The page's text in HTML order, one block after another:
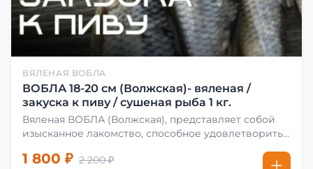
ВЯЛЕНАЯ ВОБЛА
ВОБЛА 18-20 см (Волжская)- вяленая /
закуска к пиву / сушеная рыба 1 кг.
Вяленая ВОБЛА (Волжская), представляет собой
изысканное лакомство, способное удовлетворить
сделать вяленую воблу, её сначала хорошо солят.
1 800 ₽ 2 200 ₽